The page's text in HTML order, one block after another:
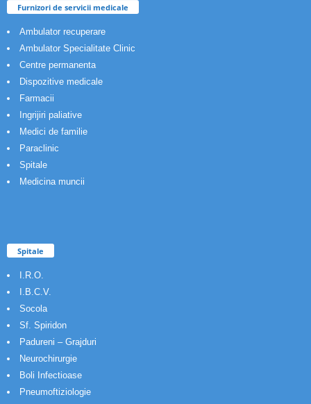
Furnizori de servicii medicale
Ambulator recuperare
Ambulator Specialitate Clinic
Centre permanenta
Dispozitive medicale
Farmacii
Ingrijiri paliative
Medici de familie
Paraclinic
Spitale
Medicina muncii
Spitale
I.R.O.
I.B.C.V.
Socola
Sf. Spiridon
Padureni – Grajduri
Neurochirurgie
Boli Infectioase
Pneumoftiziologie